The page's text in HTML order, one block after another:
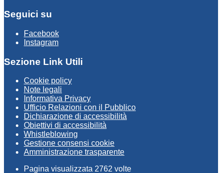
Seguici su
Facebook
Instagram
Sezione Link Utili
Cookie policy
Note legali
Informativa Privacy
Ufficio Relazioni con il Pubblico
Dichiarazione di accessibilità
Obiettivi di accessibilità
Whistleblowing
Gestione consensi cookie
Amministrazione trasparente
Pagina visualizzata 2762 volte